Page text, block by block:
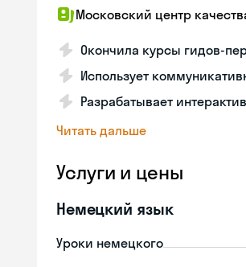
Московский центр
Окончила курсы гидов-
Использует
Разрабатывает
Читать дальше
Услуги и цены
Немецкий язык
Уроки немецкого